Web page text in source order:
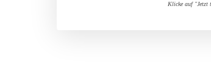
Klicke auf "Jetzt